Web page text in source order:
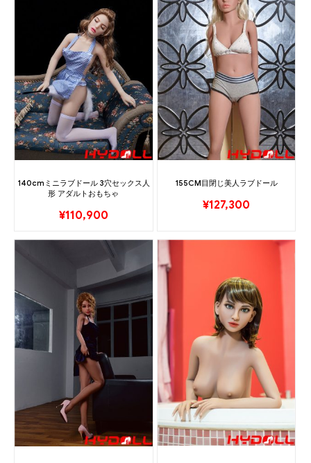
140cmミニラブドール 3穴セックス人
形 アダルトおもちゃ
¥110,900
155CM目閉じ美人ラブドール
¥127,300